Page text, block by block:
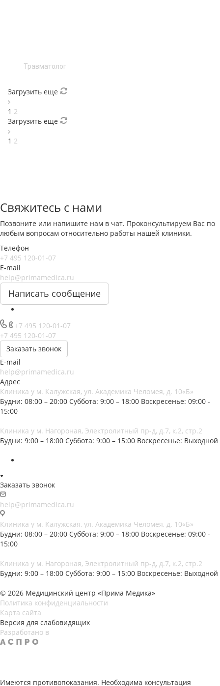
Травматолог
Загрузить еще
1 2
Загрузить еще
1 2
Свяжитесь с нами
Позвоните или напишите нам в чат. Проконсультируем Вас по
любым вопросам относительно работы нашей клиники.
Телефон
+7 495 120-01-07
E-mail
help@primamedica.ru
Написать сообщение
+7 495 120-01-07
+7 495 120-01-07
Заказать звонок
E-mail
help@primamedica.ru
Адрес
Клиника у м. Калужская, ул. Академика Челомея, д. 10«Б»
Будни: 08:00 – 20:00 Суббота: 9:00 – 18:00 Воскресенье: 09:00 -
15:00
Клиника у м. Нагороная, Электролитный пр-д, д.7, к.2, стр.2
Будни: 9:00 – 18:00 Суббота: 9:00 – 15:00 Воскресенье: Выходной
Заказать звонок
help@primamedica.ru
Клиника у м. Калужская, ул. Академика Челомея, д. 10«Б»
Будни: 08:00 – 20:00 Суббота: 9:00 – 18:00 Воскресенье: 09:00 -
15:00
Клиника у м. Нагороная, Электролитный пр-д, д.7, к.2, стр.2
Будни: 9:00 – 18:00 Суббота: 9:00 – 15:00 Воскресенье: Выходной
© 2026 Медицинский центр «Прима Медика»
Политика конфиденциальности
Карта сайта
Версия для слабовидящих
Разработано в
Имеются противопоказания. Необходима консультация